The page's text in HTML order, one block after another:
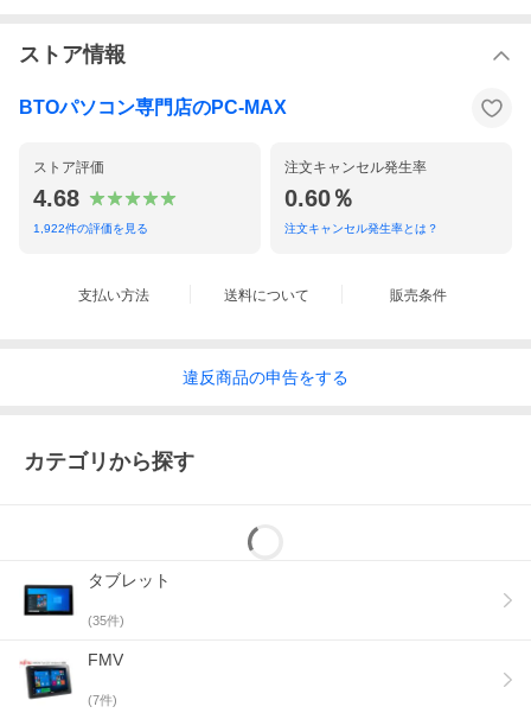
ストア情報
BTOパソコン専門店のPC-MAX
ストア評価
4.68
1,922件の評価を見る
注文キャンセル発生率
0.60％
注文キャンセル発生率とは？
支払い方法 送料について 販売条件
違反商品の申告をする
カテゴリから探す
タブレット
(35件)
FMV
(7件)